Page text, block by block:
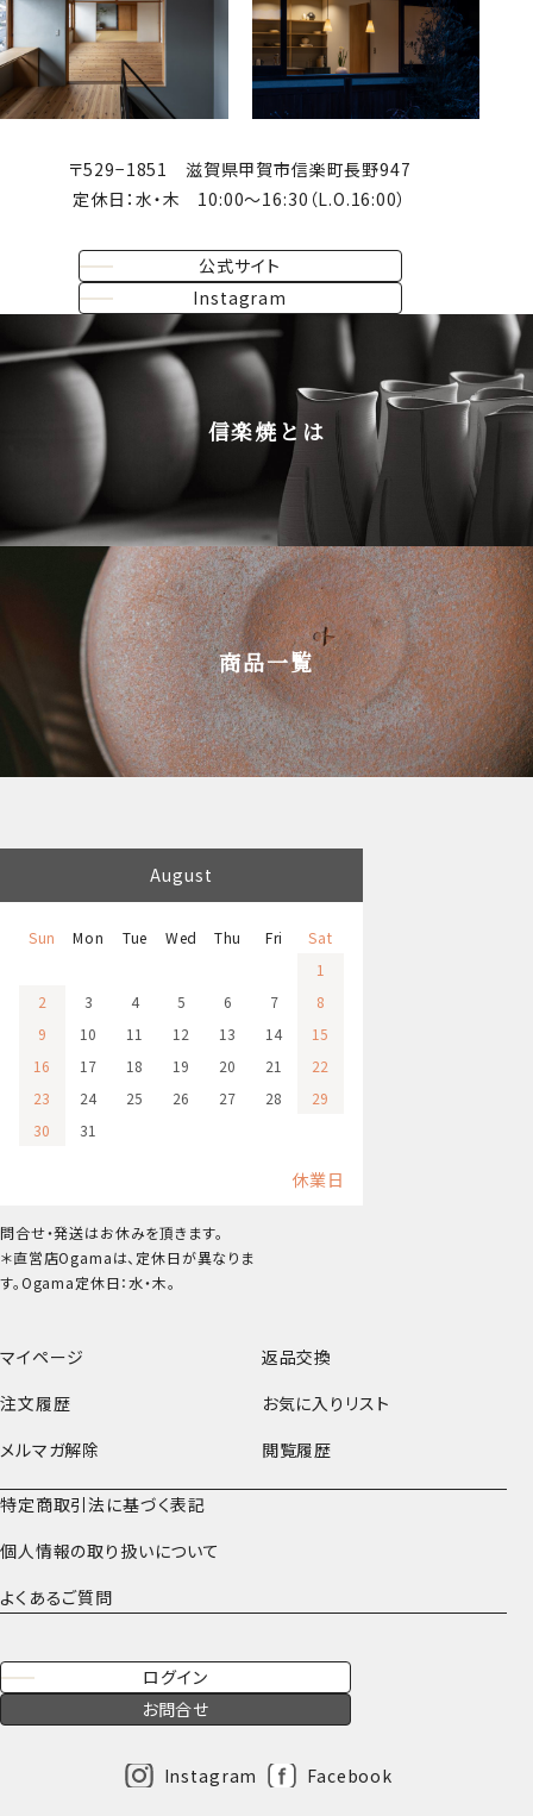
〒529−1851 滋賀県甲賀市信楽町長野947
定休日：水・木 10:00〜16:30（L.O.16:00）
公式サイト
Instagram
信楽焼とは
商品一覧
マイページ
返品交換
注文履歴
お気に入りリスト
メルマガ解除
閲覧履歴
特定商取引法に基づく表記
個人情報の取り扱いについて
よくあるご質問
ログイン
お問合せ
Instagram Facebook
August
Sun Mon Tue Wed Thu Fri
Sat
1
2
3 4 5 6 7
8
9
10 11 12 13 14
15
16
17 18 19 20 21
22
23
24 25 26 27 28
29
30
31
休業日
問合せ・発送はお休みを頂きます。
＊直営店Ogamaは、定休日が異なりま
す。Ogama定休日：水・木。